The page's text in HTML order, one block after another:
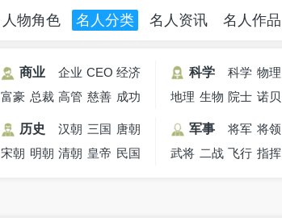
人物角色 名人分类 名人资讯 名人作品
商业
企业
家
CEO 经济
学家
富豪 总裁 高管 慈善
家
成功
人士
科学
科学
家
物理
学家
地理
学家
生物
学家
院士 诺贝
尔
历史 汉朝 三国 唐朝
宋朝 明朝 清朝 皇帝 民国
军事 将军 将领
武将 二战 飞行 指挥